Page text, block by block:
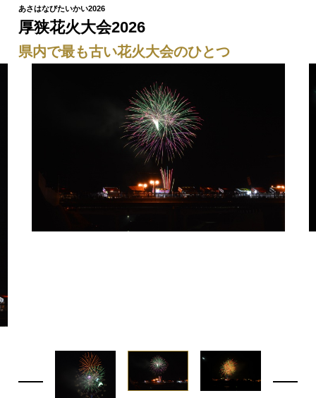
厚狭花火大会2026
県内で最も古い花火大会のひとつ